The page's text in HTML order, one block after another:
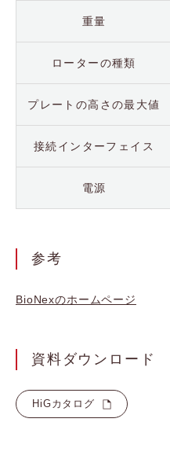
重量
ローターの種類
プレートの高さの最大値
接続インターフェイス
電源
参考
BioNexのホームページ
資料ダウンロード
HiGカタログ